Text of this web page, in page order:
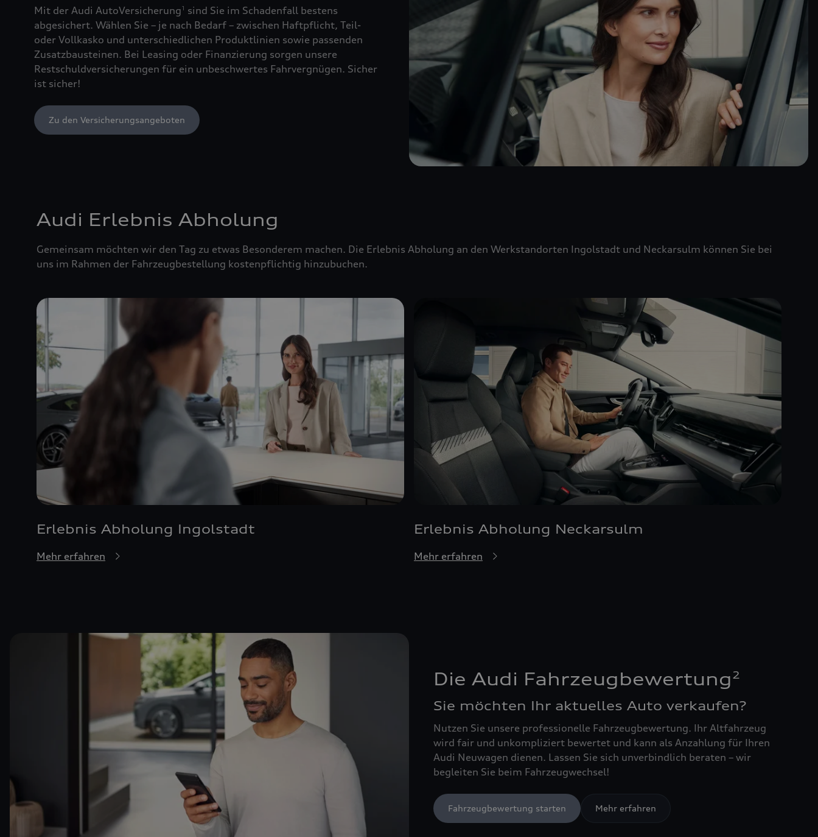
Mit der Audi AutoVersicherung1
sind Sie im Schadenfall bestens
abgesichert. Wählen Sie – je nach Bedarf – zwischen Haftpflicht, Teil-
oder Vollkasko und unterschiedlichen Produktlinien sowie passenden
Zusatzbausteinen. Bei Leasing oder Finanzierung sorgen unsere
Restschuldversicherungen für ein unbeschwertes Fahrvergnügen. Sicher
ist sicher!
Zu den Versicherungsangeboten
Audi Erlebnis Abholung
Gemeinsam möchten wir den Tag zu etwas Besonderem machen. Die Erlebnis Abholung an den Werkstandorten Ingolstadt und Neckarsulm können Sie bei
uns im Rahmen der Fahrzeugbestellung kostenpflichtig hinzubuchen.
Erlebnis Abholung Ingolstadt
Mehr erfahren
Erlebnis Abholung Neckarsulm
Mehr erfahren
Die Audi Fahrzeugbewertung 2
Sie möchten Ihr aktuelles Auto verkaufen?
Nutzen Sie unsere professionelle Fahrzeugbewertung. Ihr Altfahrzeug
wird fair und unkompliziert bewertet und kann als Anzahlung für Ihren
Audi Neuwagen dienen. Lassen Sie sich unverbindlich beraten – wir
begleiten Sie beim Fahrzeugwechsel!
Fahrzeugbewertung starten Mehr erfahren